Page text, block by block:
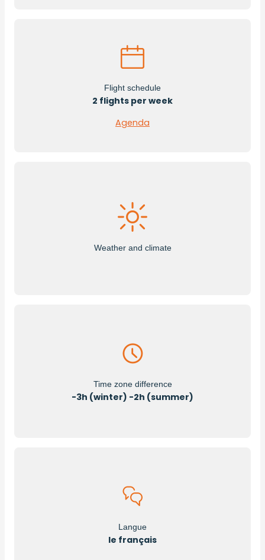
Flight schedule
2 flights per week
Agenda
Weather and climate
Time zone difference
-3h (winter) -2h (summer)
Langue
le français